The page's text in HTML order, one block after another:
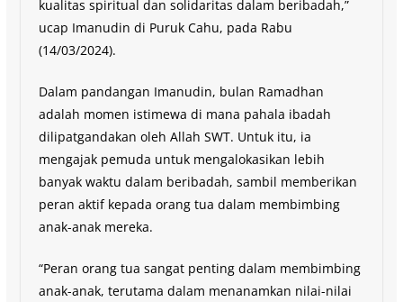
kualitas spiritual dan solidaritas dalam beribadah,”
ucap Imanudin di Puruk Cahu, pada Rabu
(14/03/2024).
Dalam pandangan Imanudin, bulan Ramadhan
adalah momen istimewa di mana pahala ibadah
dilipatgandakan oleh Allah SWT. Untuk itu, ia
mengajak pemuda untuk mengalokasikan lebih
banyak waktu dalam beribadah, sambil memberikan
peran aktif kepada orang tua dalam membimbing
anak-anak mereka.
“Peran orang tua sangat penting dalam membimbing
anak-anak, terutama dalam menanamkan nilai-nilai